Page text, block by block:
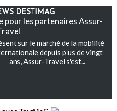
DESTIMAG
pour les partenaires Assur-
sur le marché de la mobilité
depuis plus de vingt
ans, Assur-Travel s'est...